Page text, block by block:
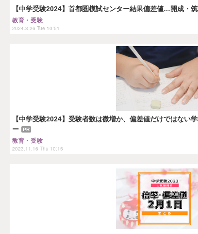
【中学受験2024】首都圏模試センター結果偏差値…開成・
教育・受験
2024.3.26 Tue 10:51
【中学受験2024】受験者数は微増か、偏差値だけではない
ー
PR
教育・受験
2023.11.16 Thu 10:15